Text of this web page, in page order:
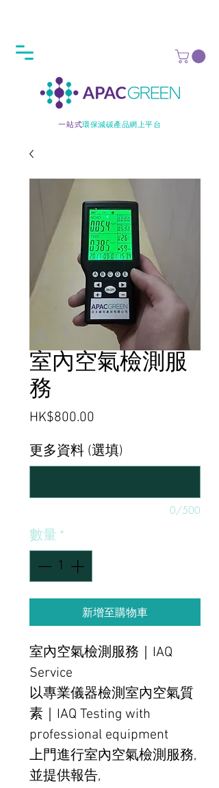
一站式環保減碳產品網上平台
室內空氣檢測服
務
HK$800.00
更多資料 (選填)
0/500
數量 *
新增至購物車
室內空氣檢測服務｜IAQ
Service
以專業儀器檢測室內空氣質
素｜IAQ Testing with
professional equipment
上門進行室內空氣檢測服務,
並提供報告,